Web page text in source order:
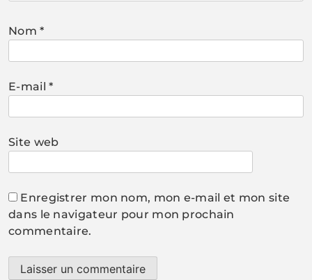
Nom*
E-mail*
Site web
Enregistrer mon nom, mon e-mail et mon site
dans le navigateur pour mon prochain
commentaire.